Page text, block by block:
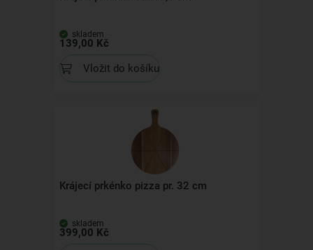
skladem
139,00 Kč
Vložit do košíku
Krájecí prkénko pizza pr. 32 cm
skladem
399,00 Kč